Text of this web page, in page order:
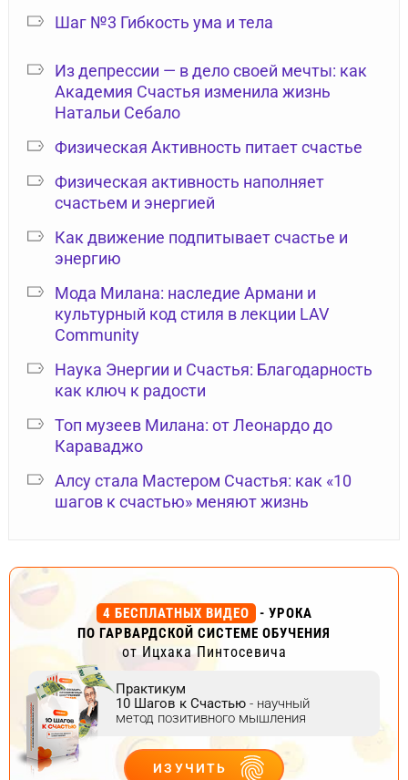
Шаг №3 Гибкость ума и тела
Из депрессии — в дело своей мечты: как
Академия Счастья изменила жизнь
Натальи Себало
Физическая Активность питает счастье
Физическая активность наполняет
счастьем и энергией
Как движение подпитывает счастье и
энергию
Мода Милана: наследие Армани и
культурный код стиля в лекции LAV
Community
Наука Энергии и Счастья: Благодарность
как ключ к радости
Топ музеев Милана: от Леонардо до
Караваджо
Алсу стала Мастером Счастья: как «10
шагов к счастью» меняют жизнь
4 БЕСПЛАТНЫХ ВИДЕО
- УРОКА
ПО ГАРВАРДСКОЙ СИСТЕМЕ ОБУЧЕНИЯ
от Ицхака Пинтосевича
Практикум
10 Шагов к Счастью - научный
метод позитивного мышления
ИЗУЧИТЬ